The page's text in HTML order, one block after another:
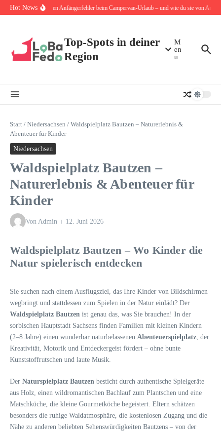
Zum Inhalt springen
Hot News
Die 10 häufigsten Anfängerfehler beim Campervan-Urlaub – und wie du sie von Anfang
Top-Spots in deiner
Region
M
en
u
Start / Niedersachsen / Waldspielplatz Bautzen – Naturerlebnis &
Abenteuer für Kinder
Niedersachsen
Waldspielplatz Bautzen –
Naturerlebnis & Abenteuer für
Kinder
Von Admin 12. Juni 2026
Waldspielplatz Bautzen – Wo Kinder die
Natur spielerisch entdecken
Sie suchen nach einem Ausflugsziel, das Ihre Kinder von Bildschirmen
wegbringt und stattdessen zum Spielen in der Natur einlädt? Der
Waldspielplatz Bautzen ist genau das, was Sie brauchen! In der
sorbischen Hauptstadt Sachsens finden Familien mit kleinen Kindern
(2–8 Jahre) einen wunderbar naturbelassenen Abenteuerspielplatz, der
Kreativität, Motorik und Entdeckergeist fördert – ohne bunte
Kunststoffrutschen und laute Musik.
Der Naturspielplatz Bautzen besticht durch authentische Spielgeräte
aus Holz, einen wildromantischen Bachlauf zum Plantschen und eine
Matschküche, die kleine Gourmetköche begeistert. Eltern schätzen
besonders die ruhige Waldatmosphäre, die kostenlosen Zugang und die
Nähe zu anderen beliebten Sehenswürdigkeiten Bautzens – von der